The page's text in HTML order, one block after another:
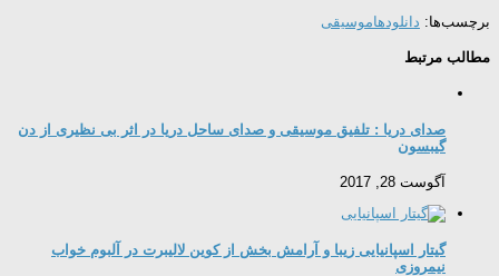
برچسب‌ها: دانلودهاموسیقی
مطالب مرتبط
صدای دریا : تلفیق موسیقی و صدای ساحل دریا در اثر بی نظیری از دن
گیبسون
آگوست 28, 2017
گیتار اسپانیایی زیبا و آرامش بخش از کوین لالیبرت در آلبوم خواب
نیمروزی